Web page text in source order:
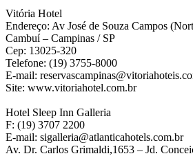
Vitória Hotel
Endereço: Av José de Souza Campos
Cambuí – Campinas / SP
Cep: 13025-320
Telefone: (19) 3755-8000
E-mail:
Site: www.vitoriahotel.com.br
Hotel Sleep Inn Galleria
F: (19) 3707 2200
E-mail: sigalleria@atlanticahotels.com.br
Av. Dr. Carlos Grimaldi,1653 – Jd.